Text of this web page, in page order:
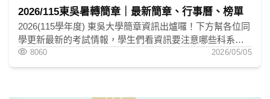
2026/115東吳暑轉簡章｜最新簡章、行事曆、榜單
2026(115學年度) 東吳大學簡章資訊出爐囉！下方幫各位同
學更新最新的考試情報，學生們看資訊要注意哪些科系是
筆試、書審。幫各位將招生名額、考試科目，最新的榜單
資訊一併整理在下方。
8060 2026/05/05